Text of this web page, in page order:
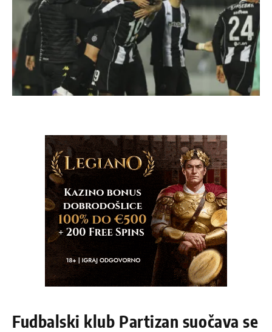
Fudbalski klub Partizan suočava se